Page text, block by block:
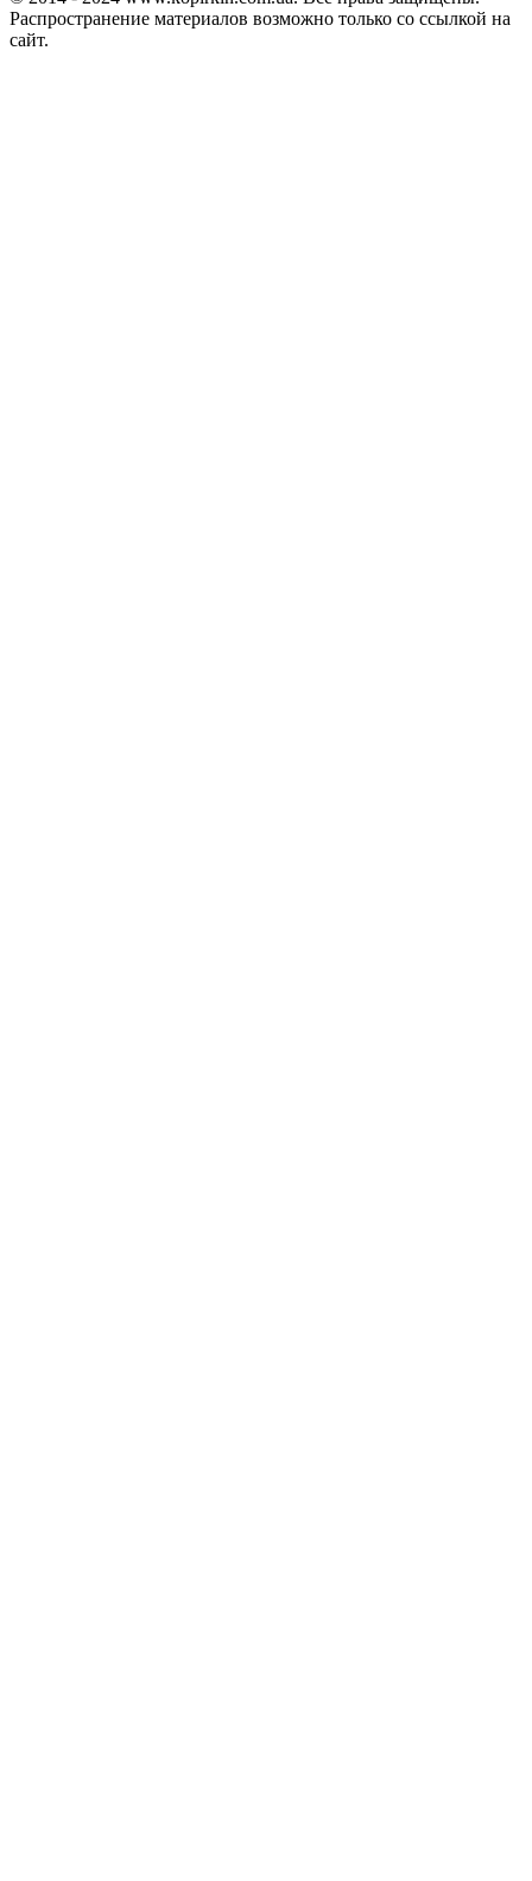
Распространение материалов возможно только со ссылкой на
сайт.